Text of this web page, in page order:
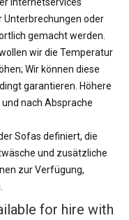
Unterbrechungen oder
gemacht werden.
wir die Temperatur
Wir können diese
garantieren. Höhere
nach Absprache
Sofas definiert, die
und zusätzliche
zur Verfügung,
for hire with